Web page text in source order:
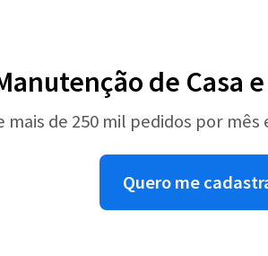
de Casa
mais de 250 mil pedidos por
Quero me